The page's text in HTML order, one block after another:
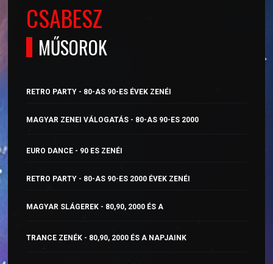
CSABESZ
MŰSOROK
RETRO PARTY - 80-AS 90-ES ÉVEK ZENÉI
MAGYAR ZENEI VÁLOGATÁS - 80-AS 90-ES 2000
EURO DANCE - 90 ES ZENÉI
RETRO PARTY - 80-AS 90-ES 2000 ÉVEK ZENÉI
MAGYAR SLÁGEREK - 80,90, 2000 ÉS A
TRANCE ZENÉK - 80,90, 2000 ÉS A NAPJAINK